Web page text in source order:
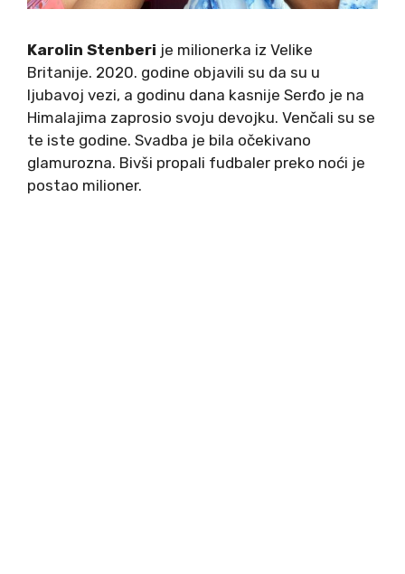
Karolin Stenberi je milionerka iz Velike
Britanije. 2020. godine objavili su da su u
ljubavoj vezi, a godinu dana kasnije Serđo je na
Himalajima zaprosio svoju devojku. Venčali su se
te iste godine. Svadba je bila očekivano
glamurozna. Bivši propali fudbaler preko noći je
postao milioner.